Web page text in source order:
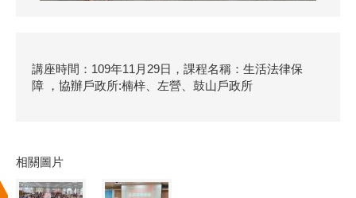
講座時間：109年11月29日，課程名稱：生活法律保
障 ，協辦戶政所:楠梓、左營、鼓山戶政所
相關圖片